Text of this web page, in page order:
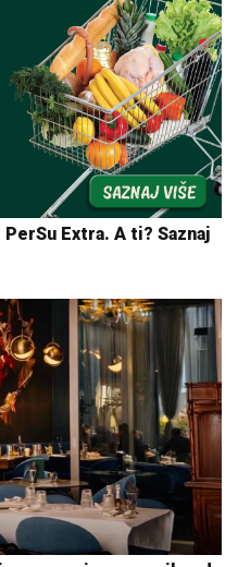
Extra. A ti? Saznaj